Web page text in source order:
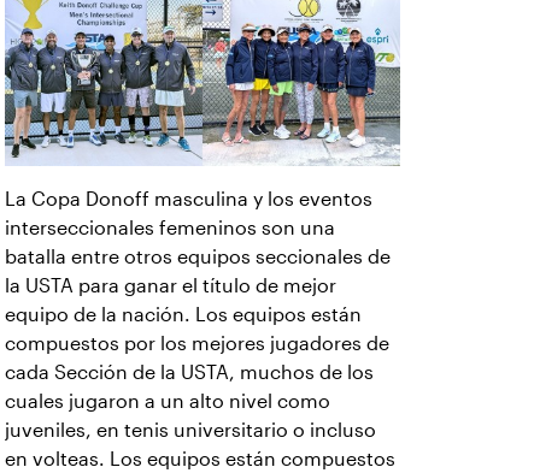
La Copa Donoff masculina y los eventos
interseccionales femeninos son una
batalla entre otros equipos seccionales de
la USTA para ganar el título de mejor
equipo de la nación. Los equipos están
compuestos por los mejores jugadores de
cada Sección de la USTA, muchos de los
cuales jugaron a un alto nivel como
juveniles, en tenis universitario o incluso
en volteas. Los equipos están compuestos